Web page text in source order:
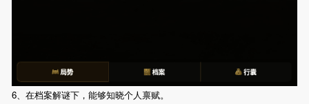
6、在档案解谜下，能够知晓个人禀赋。